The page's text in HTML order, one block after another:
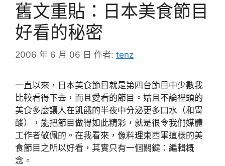
舊文重貼：日本美食節目
好看的秘密
2006 年 6 月 06 日 作者: tenz
一直以來，日本美食節目就是第四台節目中少數我
比較看得下去，而且愛看的節目。姑且不論裡頭的
美食多麼讓人在飢餓的半夜中分泌更多口水（和胃
酸），能把節目做得如此精彩，就是很令我們媒體
工作者敬佩的。在我看來，像料理東西軍這樣的美
食節目之所以好看，其實只有一個關鍵：編輯概
念。